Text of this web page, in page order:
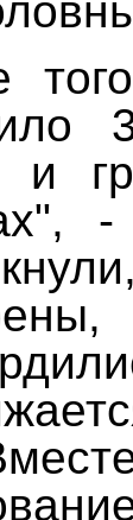
и
-